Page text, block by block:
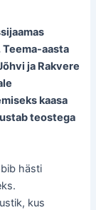
aasta
ja Rakvere
kaasa
teostega
hästi
kus